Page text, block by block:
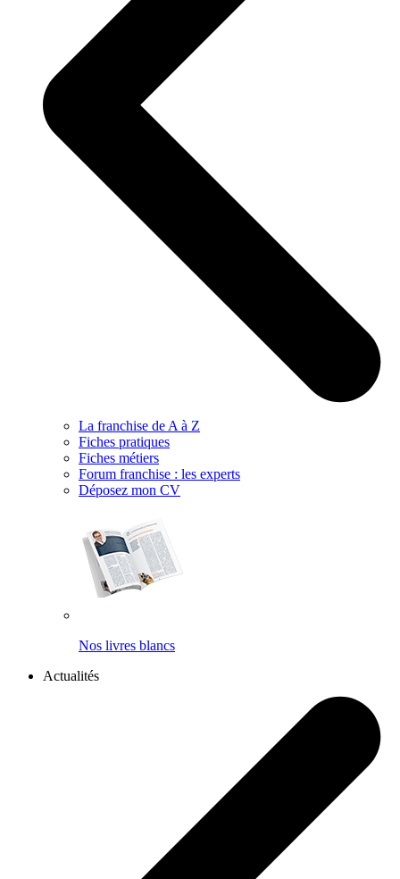
La franchise de A à Z
Fiches pratiques
Fiches métiers
Forum franchise : les experts
Déposez mon CV
Nos livres blancs
Actualités